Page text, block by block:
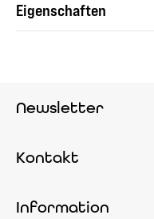
Eigenschaften
Newsletter
Kontakt
Information